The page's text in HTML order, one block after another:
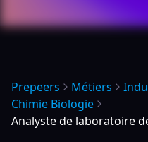
Prepeers Métiers
Chimie Biologie
Analyste de laboratoire